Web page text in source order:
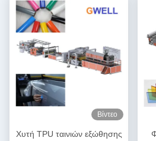
Βίντεο
Χυτή TPU ταινιών εξώθησης